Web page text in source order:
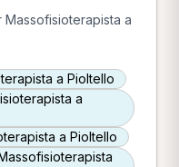
a
a Pioltello
a
a Pioltello